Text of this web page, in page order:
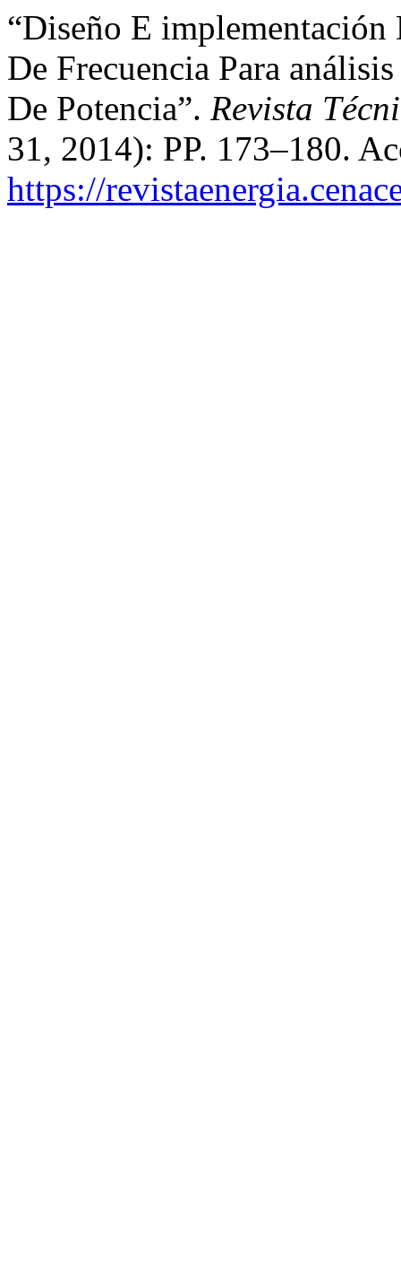
“Diseño E
De Frecuencia Para
De Potencia”. Revista
31, 2014): PP. 173–180.
https://